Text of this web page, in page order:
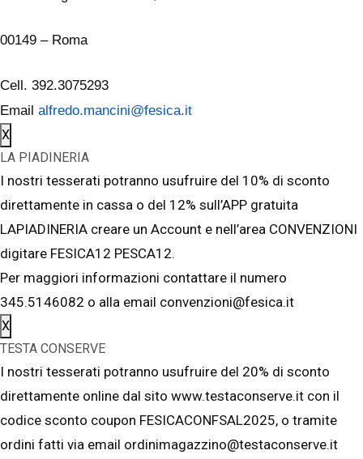
00149 – Roma
Cell. 392.3075293
Email alfredo.mancini@fesica.it
X
LA PIADINERIA
I nostri tesserati potranno usufruire del 10% di sconto
direttamente in cassa o del 12% sull’APP gratuita
LAPIADINERIA creare un Account e nell’area CONVENZIONI
digitare FESICA12 PESCA12.
Per maggiori informazioni contattare il numero
345.5146082 o alla email convenzioni@fesica.it
X
TESTA CONSERVE
I nostri tesserati potranno usufruire del 20% di sconto
direttamente online dal sito www.testaconserve.it con il
codice sconto coupon FESICACONFSAL2025, o tramite
ordini fatti via email ordinimagazzino@testaconserve.it